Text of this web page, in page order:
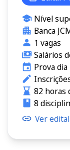
Nível
Banca
1 vagas
Salários
Prova
82 horas
8
Ver edital